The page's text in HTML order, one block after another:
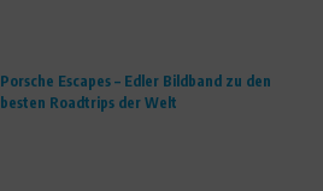
Porsche Escapes – Edler Bildband zu den
besten Roadtrips der Welt